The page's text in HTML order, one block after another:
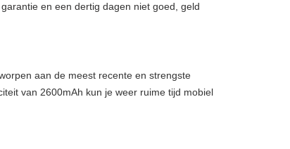
en een dertig dagen niet goed, geld
aan de meest recente en strengste
van 2600mAh kun je weer ruime tijd mobiel